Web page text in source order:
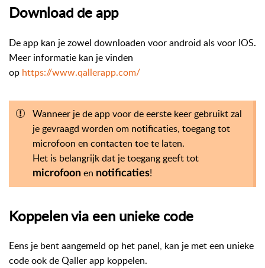
Download de app
De app kan je zowel downloaden voor android als voor IOS.
Meer informatie kan je vinden
op https://www.qallerapp.com/
Wanneer je de app voor de eerste keer gebruikt zal
je gevraagd worden om notificaties, toegang tot
microfoon en contacten toe te laten.
Het is belangrijk dat je toegang geeft tot
microfoon en notificaties!
Koppelen via een unieke code
Eens je bent aangemeld op het panel, kan je met een unieke
code ook de Qaller app koppelen.